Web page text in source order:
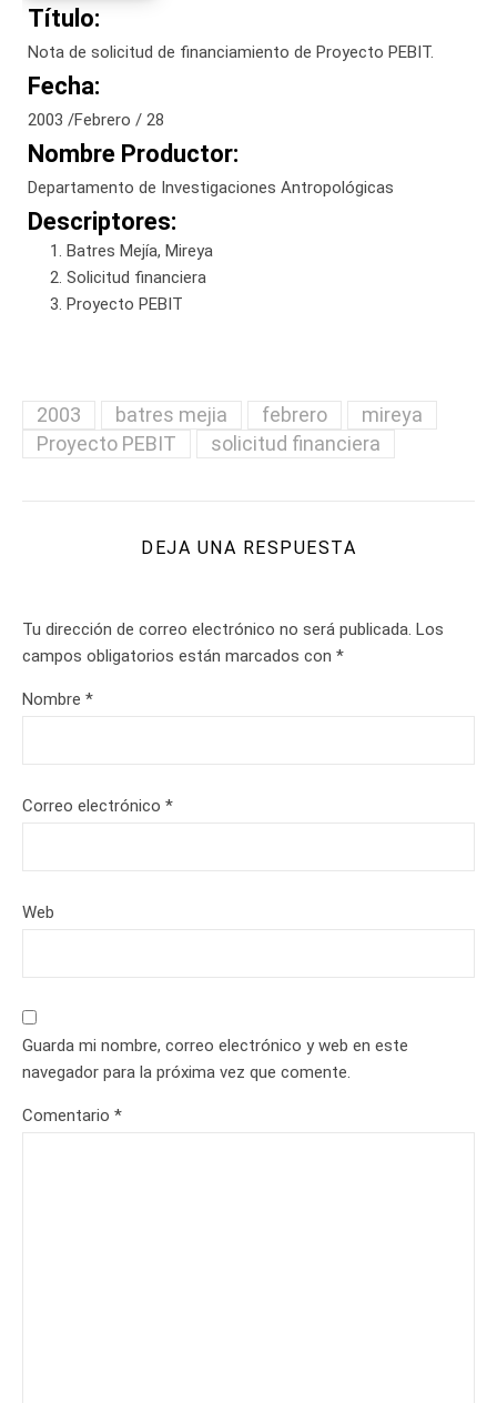
Título:
Nota de solicitud de financiamiento de Proyecto PEBIT.
Fecha:
2003 /Febrero / 28
Nombre Productor:
Departamento de Investigaciones Antropológicas
Descriptores:
Batres Mejía, Mireya
Solicitud financiera
Proyecto PEBIT
2003 batres mejia febrero
mireya
Proyecto PEBIT
solicitud financiera
DEJA UNA RESPUESTA
Tu dirección de correo electrónico no será publicada. Los
campos obligatorios están marcados con *
Nombre *
Correo electrónico *
Web
Guarda mi nombre, correo electrónico y web en este
navegador para la próxima vez que comente.
Comentario *